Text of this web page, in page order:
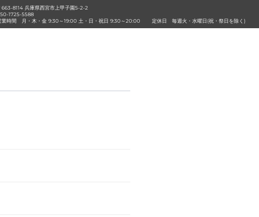
663-8114 兵庫県西宮市上甲子園5-2-2
1725-5588
業時間
月・木・金 9:30～19:00 土・日・祝日 9:30～20:00 定休日 毎週火・水曜日(祝・祭日を除く)